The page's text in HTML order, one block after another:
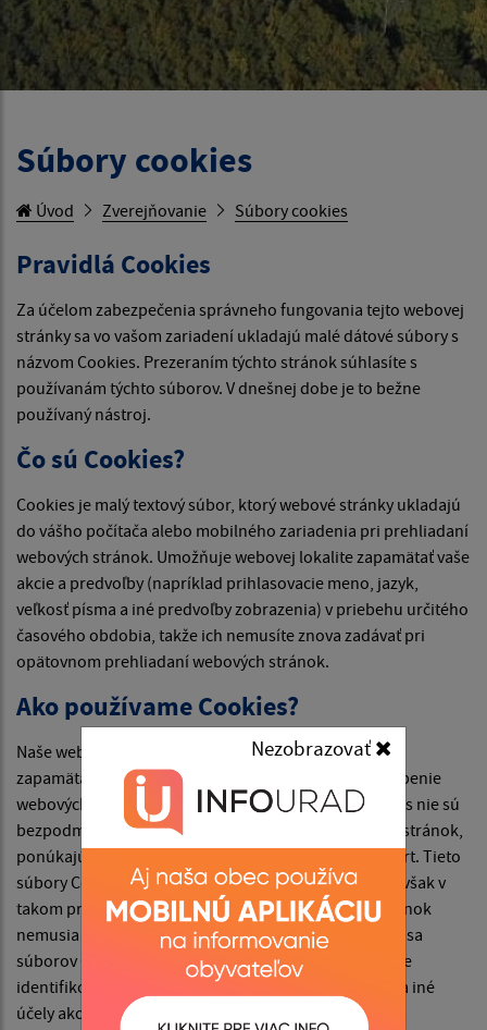
Nezobrazovať
Súbory cookies
Úvod Zverejňovanie Súbory cookies
Pravidlá Cookies
Za účelom zabezpečenia správneho fungovania tejto webovej
stránky sa vo vašom zariadení ukladajú malé dátové súbory s
názvom Cookies. Prezeraním týchto stránok súhlasíte s
používanám týchto súborov. V dnešnej dobe je to bežne
používaný nástroj.
Čo sú Cookies?
Cookies je malý textový súbor, ktorý webové stránky ukladajú
do vášho počítača alebo mobilného zariadenia pri prehliadaní
webových stránok. Umožňuje webovej lokalite zapamätať vaše
akcie a predvoľby (napríklad prihlasovacie meno, jazyk,
veľkosť písma a iné predvoľby zobrazenia) v priebehu určitého
časového obdobia, takže ich nemusíte znova zadávať pri
opätovnom prehliadaní webových stránok.
Ako používame Cookies?
Naše webové stránky používajú súbory Cookies na
zapamätanie nastavení používateľa a lepšie prispôsobenie
webových stránok záujmom návštevníka. Hoci Cookies nie sú
bezpodmienečne potrebné na fungovanie webových stránok,
ponúkajú pri návšteve webových stránok vyšší komfort. Tieto
súbory Cookies môžete odstrániť alebo zablokovať, avšak v
takom prípade niektoré funkcie týchto webových stránok
nemusia fungovať podľa určenia. Informácie týkajúce sa
súborov Cookies sa nepoužívajú na to, aby vás osobne
identifikovali. Tieto súbory Cookies sa nepoužívajú na iné
účely ako tie, ktoré sú tu popísané.